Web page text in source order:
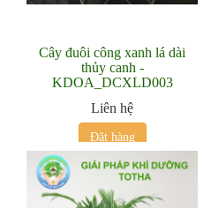
Cây đuôi công xanh lá dài
thủy canh -
KDOA_DCXLD003
Liên hệ
Đặt hàng